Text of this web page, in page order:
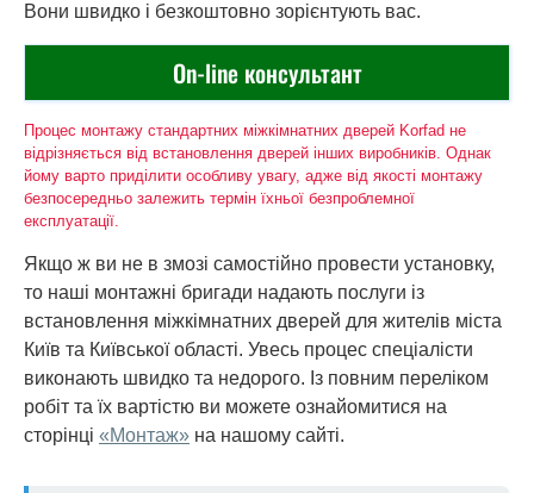
Вони швидко і безкоштовно зорієнтують вас.
On-line консультант
Процес монтажу стандартних міжкімнатних дверей Korfad не
відрізняється від встановлення дверей інших виробників. Однак
йому варто приділити особливу увагу, адже від якості монтажу
безпосередньо залежить термін їхньої безпроблемної
експлуатації.
Якщо ж ви не в змозі самостійно провести установку,
то наші монтажні бригади надають послуги із
встановлення міжкімнатних дверей для жителів міста
Київ та Київської області. Увесь процес спеціалісти
виконають швидко та недорого. Із повним переліком
робіт та їх вартістю ви можете ознайомитися на
сторінці «Монтаж» на нашому сайті.